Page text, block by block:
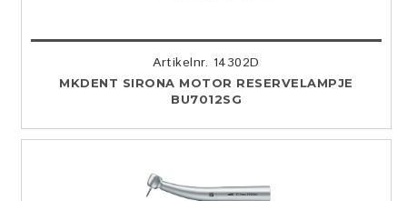
Artikelnr. 14302D
MKDENT SIRONA MOTOR RESERVELAMPJE
BU7012SG